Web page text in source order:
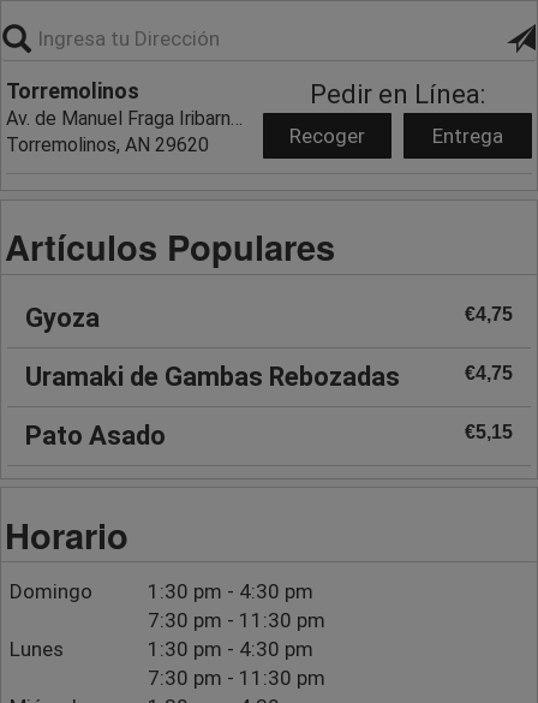
Torremolinos
Av. de Manuel Fraga Iribarne 3,
Torremolinos, AN 29620
Pedir en Línea:
Recoger Entrega
Artículos Populares
Gyoza €4,75
Uramaki de Gambas Rebozadas €4,75
Pato Asado €5,15
Horario
Domingo
1:30 pm - 4:30 pm
7:30 pm - 11:30 pm
Lunes
1:30 pm - 4:30 pm
7:30 pm - 11:30 pm